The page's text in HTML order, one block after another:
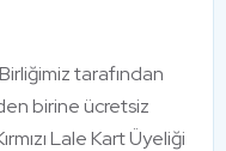
tarafından
birine ücretsiz
Lale Kart Üyeliği